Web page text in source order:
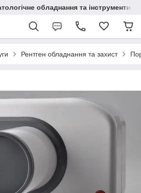
обладнання та інструменти
Рентген обладнання та захист